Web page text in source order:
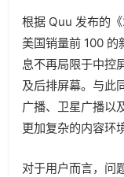
根据 Quu 发布的
美国销量前 100 的
息不再局限于中控
及后排屏幕。与此
广播、卫星广播以
更加复杂的内容环
对于用户而言，问